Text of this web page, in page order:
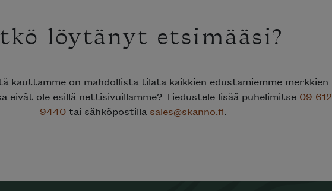
löytänyt etsimääsi?
kauttamme on mahdollista tilata kaikkien edustamiemme merkkien
eivät ole esillä nettisivuillamme? Tiedustele lisää puhelimitse 09 612
9440 tai sähköpostilla sales@skanno.fi.